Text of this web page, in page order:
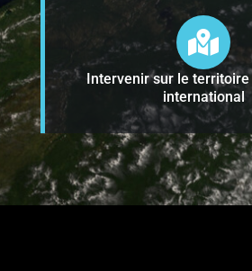
Intervenir sur le
international